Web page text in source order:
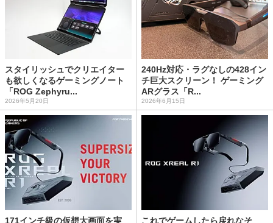
スタイリッシュでクリエイター
も欲しくなるゲーミングノート
「ROG Zephyru...
2026年5月20日
240Hz対応・ラグなしの428イン
チ巨大スクリーン！ ゲーミング
ARグラス「R...
2026年6月15日
171インチ級の仮想大画面を実
これでゲームしたら戻れなそ